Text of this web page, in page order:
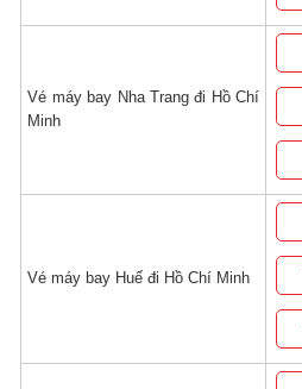
Vé máy bay Nha Trang đi Hồ Chí
Minh
Vé máy bay Huế đi Hồ Chí Minh